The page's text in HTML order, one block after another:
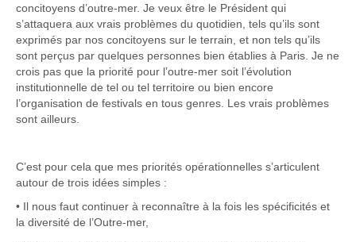
concitoyens d’outre-mer. Je veux être le Président qui
s’attaquera aux vrais problèmes du quotidien, tels qu’ils sont
exprimés par nos concitoyens sur le terrain, et non tels qu’ils
sont perçus par quelques personnes bien établies à Paris. Je ne
crois pas que la priorité pour l’outre-mer soit l’évolution
institutionnelle de tel ou tel territoire ou bien encore
l’organisation de festivals en tous genres. Les vrais problèmes
sont ailleurs.
C’est pour cela que mes priorités opérationnelles s’articulent
autour de trois idées simples :
• Il nous faut continuer à reconnaître à la fois les spécificités et
la diversité de l’Outre-mer,